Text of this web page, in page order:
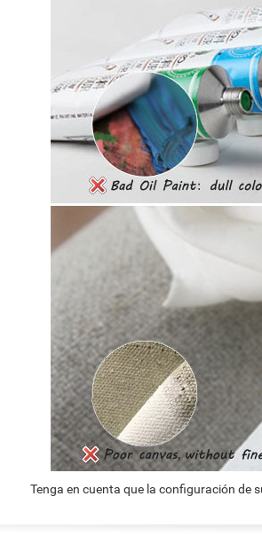
Tenga en cuenta que la configuración de